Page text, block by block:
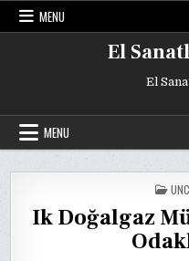
Skip
MENU
El
El
MENU
IN
Ik Doğalgaz